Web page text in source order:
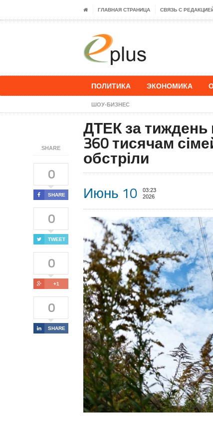
ГЛАВНАЯ СТРАНИЦА СВЯЗЬ С
ПОЛИТИКА ЭКОНОМИКА
ШОУ-БИЗНЕС
SHARE
0
SHARE
0
TWEET
0
+1
0
SHARE
ДТЕК за тиждень
360 тисячам
обстріли
Июнь 10
03:23
2026